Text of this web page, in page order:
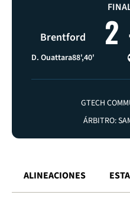
Brentford 2
D. Ouattara88' 40'
GTECH
ÁRBITRO:
ALINEACIONES